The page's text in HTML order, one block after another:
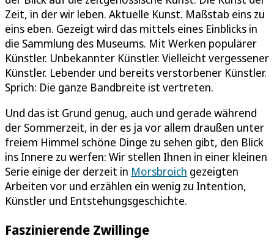
Zeit, in der wir leben. Aktuelle Kunst. Maßstab eins zu
eins eben. Gezeigt wird das mittels eines Einblicks in
die Sammlung des Museums. Mit Werken populärer
Künstler. Unbekannter Künstler. Vielleicht vergessener
Künstler. Lebender und bereits verstorbener Künstler.
Sprich: Die ganze Bandbreite ist vertreten.
Und das ist Grund genug, auch und gerade während
der Sommerzeit, in der es ja vor allem draußen unter
freiem Himmel schöne Dinge zu sehen gibt, den Blick
ins Innere zu werfen: Wir stellen Ihnen in einer kleinen
Serie einige der derzeit in Morsbroich gezeigten
Arbeiten vor und erzählen ein wenig zu Intention,
Künstler und Entstehungsgeschichte.
Faszinierende Zwillinge